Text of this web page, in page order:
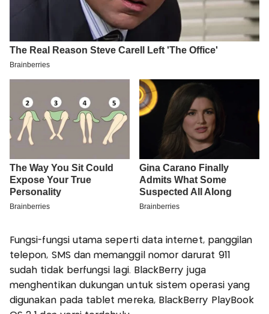
Fungsi-fungsi utama seperti data internet, panggilan
telepon, SMS dan memanggil nomor darurat 911
sudah tidak berfungsi lagi. BlackBerry juga
menghentikan dukungan untuk sistem operasi yang
digunakan pada tablet mereka, BlackBerry PlayBook